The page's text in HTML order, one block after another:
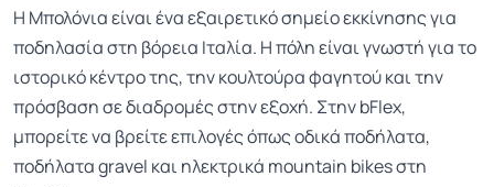
Η Μπολόνια είναι ένα εξαιρετικό σημείο εκκίνησης για
ποδηλασία στη βόρεια Ιταλία. Η πόλη είναι γνωστή για το
ιστορικό κέντρο της, την κουλτούρα φαγητού και την
πρόσβαση σε διαδρομές στην εξοχή. Στην bFlex,
μπορείτε να βρείτε επιλογές όπως οδικά ποδήλατα,
ποδήλατα gravel και ηλεκτρικά mountain bikes στη